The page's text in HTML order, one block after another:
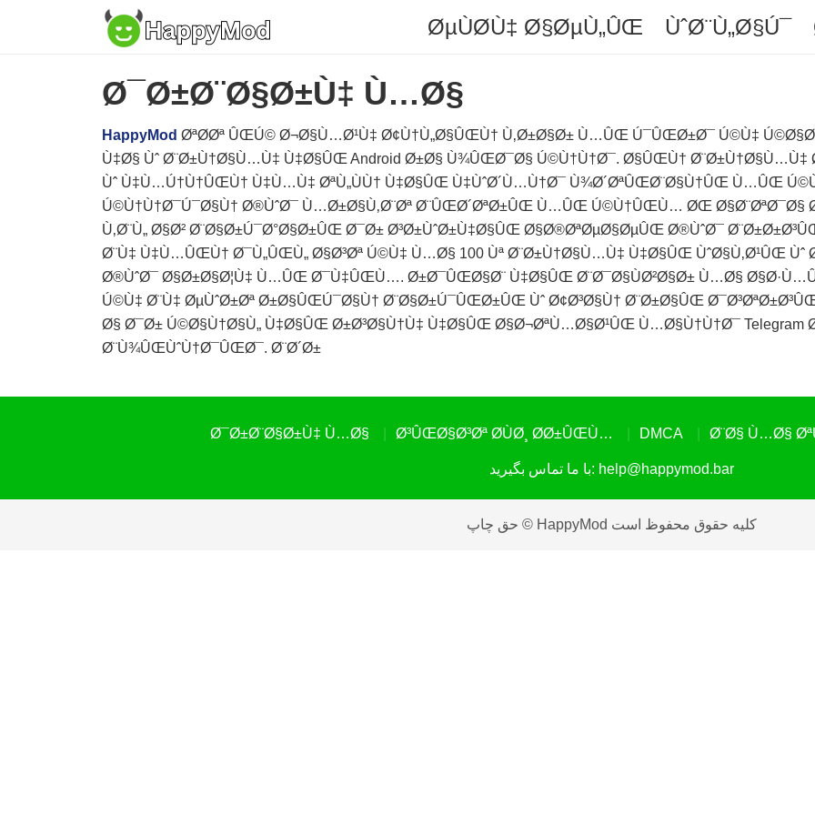
ØµÙØ­Ù‡ Ø§ØµÙ„ÛŒ ÙˆØ¨Ù„Ø§Ú¯
Ø¯Ø±Ø¨Ø§Ø±Ù‡ Ù…Ø§
HappyMod ØªØ­Øª ÛŒÚ© Ø¬Ø§Ù…Ø¹Ù‡ Ø¢Ù†Ù„Ø§ÛŒÙ† Ù‚Ø±Ø§Ø± Ù…ÛŒ Ú¯ÛŒØ±Ø¯ Ú©Ù‡
Ù‡Ø§ Ùˆ Ø¨Ø±Ù†Ø§Ù…Ù‡ Ù‡Ø§ÛŒ Android Ø±Ø§ Ù¾ÛŒØ¯Ø§ Ú©Ù†Ù†Ø¯. Ø§ÛŒÙ† Ø¨Ø±Ù†Ø§Ù…Ù‡
Ùˆ Ù‡Ù…Ú†Ù†ÛŒÙ† Ù‡Ù…Ù‡ ØªÙ„ÙÙ† Ù‡Ø§ÛŒ Ù‡ÙˆØ´Ù…Ù†Ø¯ Ù¾Ø´ØªÛŒØ¨Ø§Ù†ÛŒ Ù…ÛŒ
Ú©Ù†Ù†Ø¯Ú¯Ø§Ù† Ø®ÙˆØ¯ Ù…Ø±Ø§Ù‚Ø¨Øª Ø¨ÛŒØ´ØªØ±ÛŒ Ù…ÛŒ Ú©Ù†ÛŒÙ… ØŒ Ø§Ø¨ØªØ¯Ø§
Ù‚Ø¨Ù„ Ø§Ø² Ø¨Ø§Ø±Ú¯Ø°Ø§Ø±ÛŒ Ø¯Ø± Ø³Ø±ÙˆØ±Ù‡Ø§ÛŒ Ø§Ø®ØªØµØ§ØµÛŒ Ø®ÙˆØ¯
Ø¨Ù‡ Ù‡Ù…ÛŒÙ† Ø¯Ù„ÛŒÙ„ Ø§Ø³Øª Ú©Ù‡ Ù…Ø§ 100 Ùª Ø¨Ø±Ù†Ø§Ù…Ù‡ Ù‡Ø§ÛŒ ÙˆØ§Ù‚Ø¹ÛŒ
Ø®ÙˆØ¯ Ø§Ø±Ø§Ø¦Ù‡ Ù…ÛŒ Ø¯Ù‡ÛŒÙ…. Ø±Ø¯ÛŒØ§Ø¨ Ù‡Ø§ÛŒ Ø¨Ø¯Ø§ÙØ²Ø§Ø± Ù…Ø§
Ú©Ù‡ Ø¨Ù‡ ØµÙˆØ±Øª Ø±Ø§ÛŒÚ¯Ø§Ù† Ø¨Ø§Ø±Ú¯ÛŒØ±ÛŒ Ùˆ Ø¢Ø³Ø§Ù† Ø¨Ø±Ø§ÛŒ
Ø§ Ø¯Ø± Ú©Ø§Ù†Ø§Ù„ Ù‡Ø§ÛŒ Ø±Ø³Ø§Ù†Ù‡ Ù‡Ø§ÛŒ Ø§Ø¬ØªÙ…Ø§Ø¹ÛŒ Ù…Ø§Ù†Ù†Ø¯ Telegram
Ø¨Ù¾ÛŒÙˆÙ†Ø¯ÛŒØ¯. Ø¨Ø´Ø±
Ø¯Ø±Ø¨Ø§Ø±Ù‡ Ù…Ø§ Ø³ÛŒØ§Ø³Øª Ø­ÙØ¸ Ø­Ø±ÛŒÙ… DMCA Ø¨Ø§ Ù…Ø§
با ما تماس بگیرید: help@happymod.bar
حق چاپ © HappyMod کلیه حقوق محفوظ است